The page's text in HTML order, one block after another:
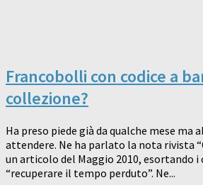
Francobolli con codice a
collezione?
Ha preso piede già da qualche mese ma
attendere. Ne ha parlato la nota rivista
un articolo del Maggio 2010, esortando
“recuperare il tempo perduto”. Ne...